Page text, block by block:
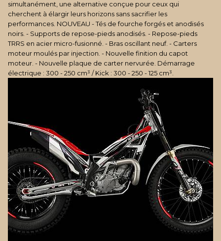
simultanément, une alternative conçue pour ceux qui
cherchent à élargir leurs horizons sans sacrifier les
performances. NOUVEAU - Tés de fourche forgés et anodisés
noirs. - Supports de repose-pieds anodisés. - Repose-pieds
TRRS en acier micro-fusionné. - Bras oscillant neuf. - Carters
moteur moulés par injection. - Nouvelle finition du capot
moteur. - Nouvelle plaque de carter nervurée. Démarrage
électrique : 300 - 250 cm³ / Kick : 300 - 250 - 125 cm³.